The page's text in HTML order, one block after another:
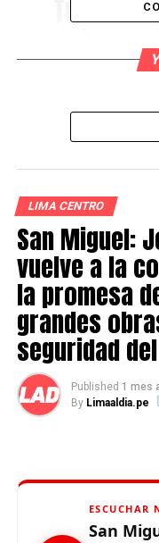
Tú
este
harás
de tu
Realmente
https://
— EDDIE
2021
LIMA CENTRO
San Miguel:
vuelve a la
la promesa
grandes
seguridad
Published 1 mes
By Limaaldia.pe
ESCUCHAR
San